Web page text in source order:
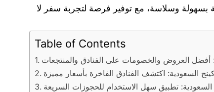
بسهولة وسلاسة، مع توفير فرصة لتجربة سفر لا
Table of Contents
أفضل العروض والخصومات على الفنادق والمنتجعات
السعودية: اكتشف الفنادق الفاخرة بأسعار مميزة
تطبيق سهل الاستخدام للحجوزات السريعة